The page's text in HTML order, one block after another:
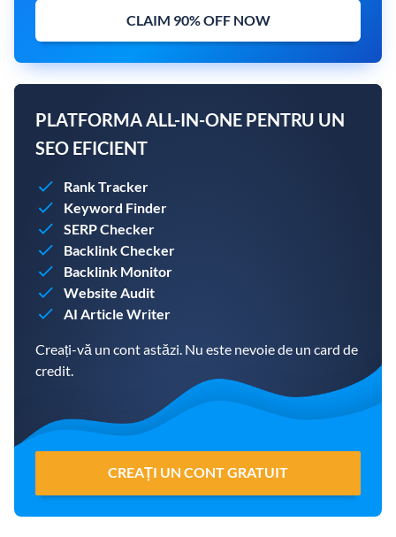
CLAIM 90% OFF NOW
PLATFORMA ALL-IN-ONE PENTRU UN
SEO EFICIENT
Rank Tracker
Keyword Finder
SERP Checker
Backlink Checker
Backlink Monitor
Website Audit
AI Article Writer
Creați-vă un cont astăzi. Nu este nevoie de un card de
credit.
CREAȚI UN CONT GRATUIT